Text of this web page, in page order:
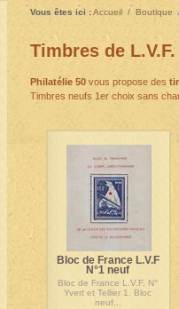
Vous êtes ici :Accueil / Boutique
Timbres de L.V.F.
Philatélie 50 vous propose des
Timbres neufs 1er choix sans
Bloc de France L.V.F
N°1 neuf
Bloc de France L.V.F. N°
Yvert et Tellier 1. Bloc
neuf...